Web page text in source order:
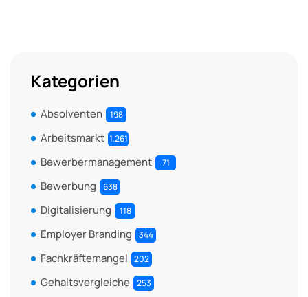
Kategorien
Absolventen 198
Arbeitsmarkt 1.261
Bewerbermanagement 71
Bewerbung 638
Digitalisierung 118
Employer Branding 344
Fachkräftemangel 202
Gehaltsvergleiche 253